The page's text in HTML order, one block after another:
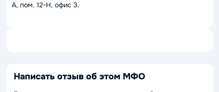
А, пом. 12-Н, офис 3.
Написать отзыв об этом МФО